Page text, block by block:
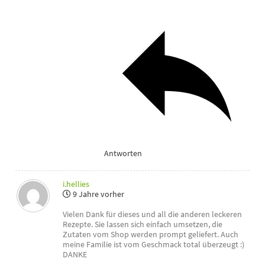
Antworten
i.hellies
9 Jahre vorher
Vielen Dank für dieses und all die anderen leckeren
Rezepte. Sie lassen sich einfach umsetzen, die
Zutaten vom Shop werden prompt geliefert. Auch
meine Familie ist vom Geschmack total überzeugt :)
DANKE